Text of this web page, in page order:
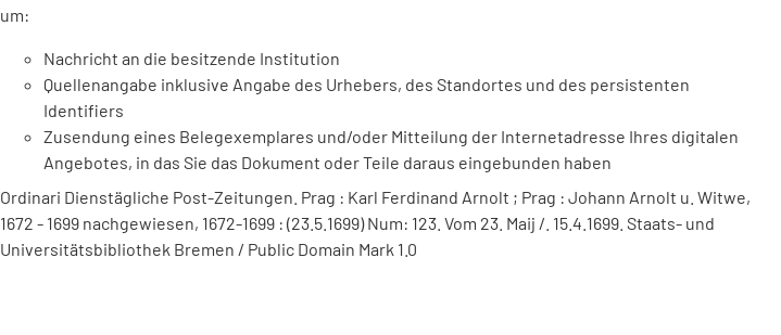
um:
Nachricht an die besitzende Institution
Quellenangabe inklusive Angabe des Urhebers, des Standortes und des persistenten
Identifiers
Zusendung eines Belegexemplares und/oder Mitteilung der Internetadresse Ihres digitalen
Angebotes, in das Sie das Dokument oder Teile daraus eingebunden haben
Ordinari Dienstägliche Post-Zeitungen. Prag : Karl Ferdinand Arnolt ; Prag : Johann Arnolt u. Witwe,
1672 - 1699 nachgewiesen, 1672-1699 : (23.5.1699) Num: 123. Vom 23. Maij /. 15.4.1699. Staats- und
Universitätsbibliothek Bremen / Public Domain Mark 1.0